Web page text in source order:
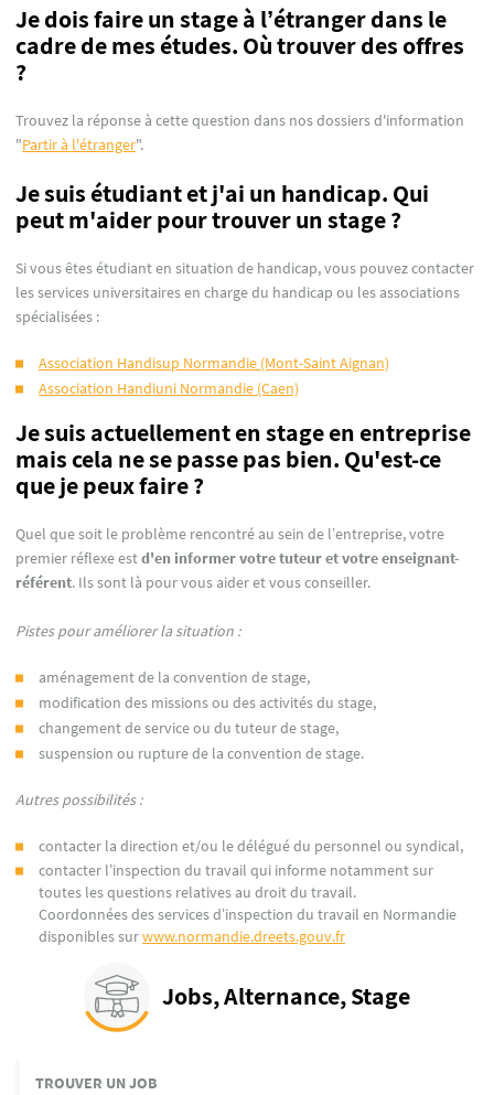
Jobs, Alternance, Stage
TROUVER UN JOB
Je dois faire un stage à l’étranger dans le
cadre de mes études. Où trouver des offres
?
Trouvez la réponse à cette question dans nos dossiers d'information
"Partir à l'étranger".
Je suis étudiant et j'ai un handicap. Qui
peut m'aider pour trouver un stage ?
Si vous êtes étudiant en situation de handicap, vous pouvez contacter
les services universitaires en charge du handicap ou les associations
spécialisées :
Association Handisup Normandie (Mont-Saint Aignan)
Association Handiuni Normandie (Caen)
Je suis actuellement en stage en entreprise
mais cela ne se passe pas bien. Qu'est-ce
que je peux faire ?
Quel que soit le problème rencontré au sein de l’entreprise, votre
premier réflexe estd'en informer votre tuteur et votre enseignant-
référent. Ils sont là pour vous aider et vous conseiller.
Pistes pour améliorer la situation :
aménagement de la convention de stage,
modification des missions ou des activités du stage,
changement de service ou du tuteur de stage,
suspension ou rupture de la convention de stage.
Autres possibilités :
contacter la direction et/ou le délégué du personnel ou syndical,
contacter l’inspection du travail qui informe notamment sur
toutes les questions relatives au droit du travail.
Coordonnées des services d’inspection du travail en Normandie
disponibles surwww.normandie.dreets.gouv.fr